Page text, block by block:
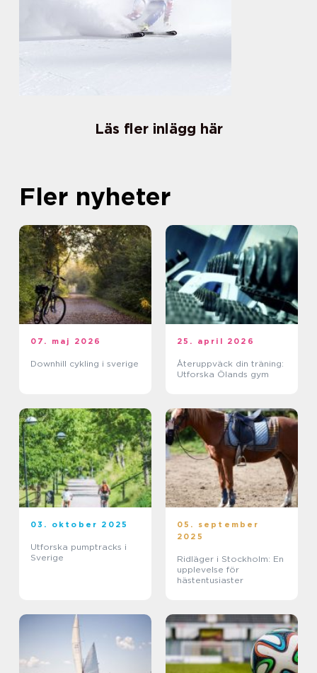
Läs fler inlägg här
Fler nyheter
07. maj 2026
Downhill cykling i sverige
25. april 2026
Återuppväck din träning:
Utforska Ölands gym
03. oktober 2025
Utforska pumptracks i
Sverige
05. september
2025
Ridläger i Stockholm: En
upplevelse för
hästentusiaster